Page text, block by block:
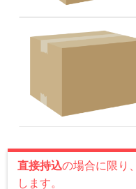
直接持込の場合に限り
します。